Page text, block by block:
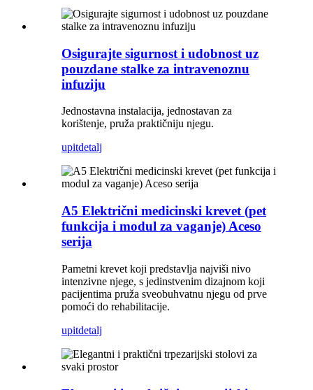
Osigurajte sigurnost i udobnost uz
pouzdane stalke za intravenoznu
infuziju
Jednostavna instalacija, jednostavan za
korištenje, pruža praktičniju njegu.
upitdetalj
A5 Električni medicinski krevet (pet
funkcija i modul za vaganje) Aceso
serija
Pametni krevet koji predstavlja najviši nivo
intenzivne njege, s jedinstvenim dizajnom koji
pacijentima pruža sveobuhvatnu njegu od prve
pomoći do rehabilitacije.
upitdetalj